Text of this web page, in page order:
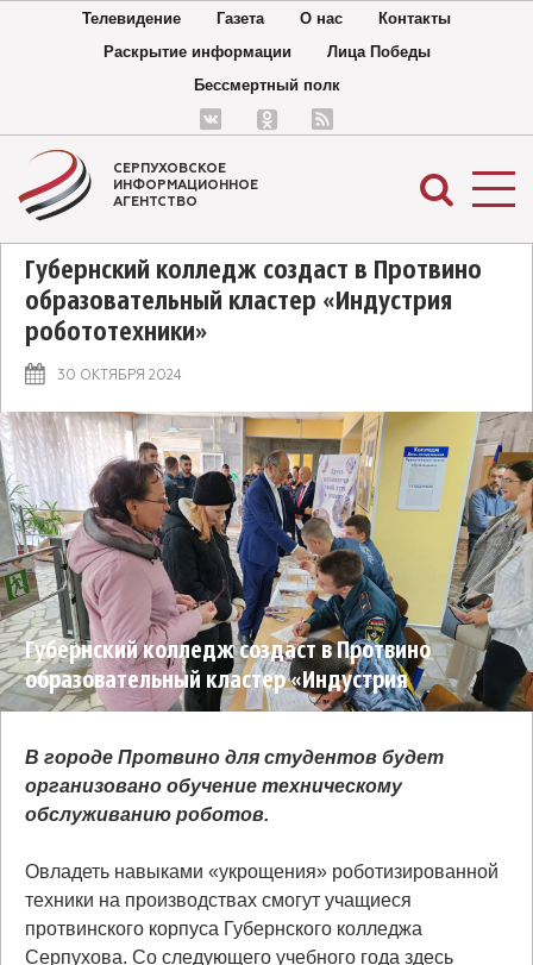
Телевидение Газета О нас
Контакты
Раскрытие информации
Лица Победы
Бессмертный полк
СЕРПУХОВСКОЕ
ИНФОРМАЦИОННОЕ
АГЕНТСТВО
Губернский колледж создаст в Протвино
образовательный кластер «Индустрия
робототехники»
30 ОКТЯБРЯ 2024
Губернский колледж создаст в Протвино
образовательный кластер «Индустрия
робототехники»
В городе Протвино для студентов будет
организовано обучение техническому
обслуживанию роботов.
Овладеть навыками «укрощения» роботизированной
техники на производствах смогут учащиеся
протвинского корпуса Губернского колледжа
Серпухова. Со следующего учебного года здесь